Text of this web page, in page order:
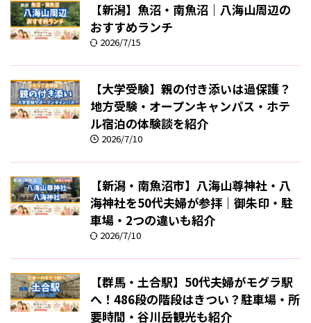
【新潟】魚沼・南魚沼｜八海山周辺の
おすすめランチ
2026/7/15
【大学受験】親の付き添いは過保護？
地方受験・オープンキャンパス・ホテ
ル宿泊の体験談を紹介
2026/7/10
【新潟・南魚沼市】八海山尊神社・八
海神社を50代夫婦が参拝｜御朱印・駐
車場・2つの違いも紹介
2026/7/10
【群馬・土合駅】50代夫婦がモグラ駅
へ！486段の階段はきつい？駐車場・所
要時間・谷川岳観光も紹介